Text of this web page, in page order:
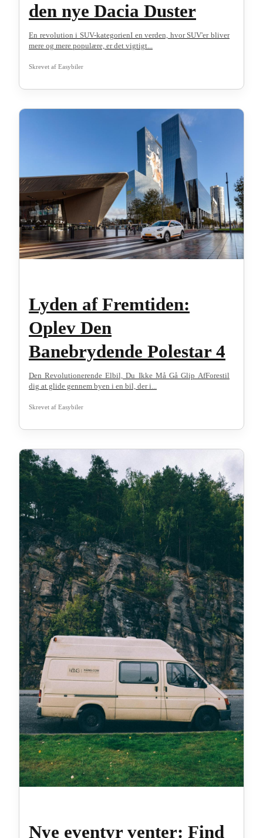
den nye Dacia Duster
En revolution i SUV-kategorienI en verden, hvor SUV'er bliver
mere og mere populære, er det vigtigt...
Skrevet af Easybiler
Lyden af Fremtiden:
Oplev Den
Banebrydende Polestar 4
Den Revolutionerende Elbil, Du Ikke Må Gå Glip AfForestil
dig at glide gennem byen i en bil, der i...
Skrevet af Easybiler
Nye eventyr venter: Find